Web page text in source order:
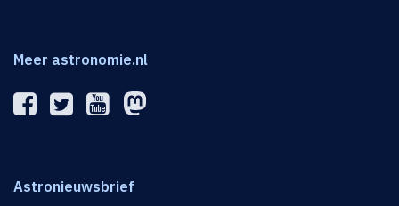
Meer astronomie.nl
Astronieuwsbrief